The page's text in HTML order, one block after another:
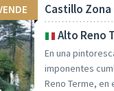
Castillo
Alto Reno
En una
imponentes
Reno Terme,